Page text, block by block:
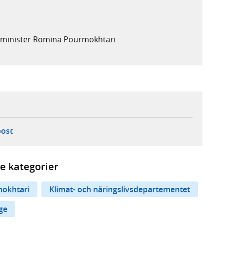
Romina Pourmokhtari
webbplats,
i ny flik, extern webbplats,
- öppnar din e-postklient,
kategorier
Klimat- och näringslivsdepartementet